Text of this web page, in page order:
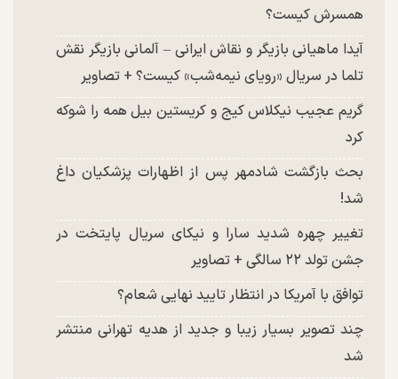
همسرش کیست؟
آیدا ماهیانی بازیگر و نقاش ایرانی – آلمانی بازیگر نقش
تلما در سریال «رویای نیمه‌شب» کیست؟ + تصاویر
گریم عجیب نیکلاس کیج و کریستین بیل همه را شوکه
کرد
بحث بازگشت شادمهر پس از اظهارات پزشکیان داغ
شد!
تغییر چهره شدید سارا و نیکای سریال پایتخت در
جشن تولد ۲۲ سالگی + تصاویر
توافق با آمریکا در انتظار تایید نهایی شعام؟
چند تصویر بسیار زیبا و جدید از هدیه تهرانی منتشر
شد